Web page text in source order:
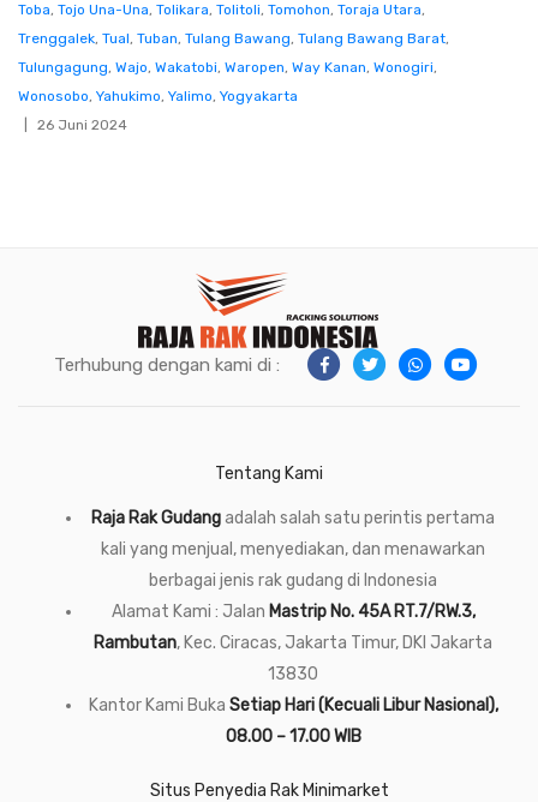
Toba, Tojo Una-Una, Tolikara, Tolitoli, Tomohon, Toraja Utara,
Trenggalek, Tual, Tuban, Tulang Bawang, Tulang Bawang Barat,
Tulungagung, Wajo, Wakatobi, Waropen, Way Kanan, Wonogiri,
Wonosobo, Yahukimo, Yalimo, Yogyakarta
26 Juni 2024
Terhubung dengan kami di :
Tentang Kami
Raja Rak Gudangadalah salah satu perintis pertama
kali yang menjual, menyediakan, dan menawarkan
berbagai jenis rak gudang di Indonesia
Alamat Kami : Jalan Mastrip No. 45A RT.7/RW.3,
Rambutan, Kec. Ciracas, Jakarta Timur, DKI Jakarta
13830
Kantor Kami Buka Setiap Hari (Kecuali Libur Nasional),
08.00 – 17.00 WIB
Situs Penyedia Rak Minimarket